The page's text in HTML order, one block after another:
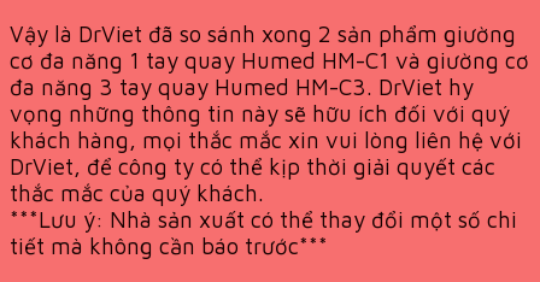
Vậy là DrViet đã so sánh xong 2 sản phẩm giường
cơ đa năng 1 tay quay Humed HM-C1 và giường cơ
đa năng 3 tay quay Humed HM-C3. DrViet hy
vọng những thông tin này sẽ hữu ích đối với quý
khách hàng, mọi thắc mắc xin vui lòng liên hệ với
DrViet, để công ty có thể kịp thời giải quyết các
thắc mắc của quý khách.
***Lưu ý: Nhà sản xuất có thể thay đổi một số chi
tiết mà không cần báo trước***